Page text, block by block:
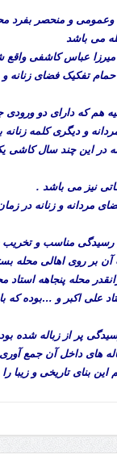
وعمومی و منحصر بفرد
می باشد
عباس کاشفی
تفکیک فضای زنانه و
هم که دارای دو ورودی
و دیگری کلمه
در این چند سال کاشی
نیز می باشد .
مردانه و زنانه در
رسیدگی مناسب و تخریب
بر روی اهالی محله
محله پنجاهه
علی اکبر و …بوده که با
پر از زباله شده
های داخل آن جمع
این بنای تاریخی و زیبا